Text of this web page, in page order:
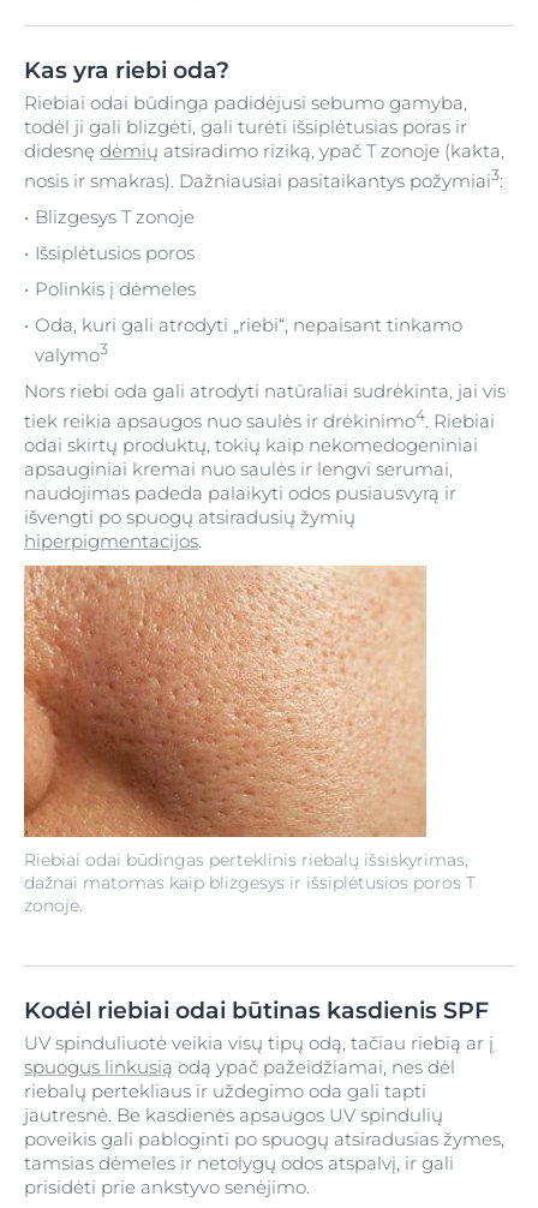
Kas yra riebi oda?
Riebiai odai būdingas perteklinis riebalų išsiskyrimas,
dažnai matomas kaip blizgesys ir išsiplėtusios poros T
zonoje.
Riebiai odai būdinga padidėjusi sebumo gamyba,
todėl ji gali blizgėti, gali turėti išsiplėtusias poras ir
didesnę dėmių atsiradimo riziką, ypač T zonoje (kakta,
nosis ir smakras). Dažniausiai pasitaikantys požymiai3:
Blizgesys T zonoje
Išsiplėtusios poros
Polinkis į dėmeles
Oda, kuri gali atrodyti „riebi“, nepaisant tinkamo
valymo3
Nors riebi oda gali atrodyti natūraliai sudrėkinta, jai vis
tiek reikia apsaugos nuo saulės ir drėkinimo4. Riebiai
odai skirtų produktų, tokių kaip nekomedogeniniai
apsauginiai kremai nuo saulės ir lengvi serumai,
naudojimas padeda palaikyti odos pusiausvyrą ir
išvengti po spuogų atsiradusių žymių
hiperpigmentacijos.
Kodėl riebiai odai būtinas kasdienis SPF
UV spinduliuotė veikia visų tipų odą, tačiau riebią ar į
spuogus linkusią odą ypač pažeidžiamai, nes dėl
riebalų pertekliaus ir uždegimo oda gali tapti
jautresnė. Be kasdienės apsaugos UV spindulių
poveikis gali pabloginti po spuogų atsiradusias žymes,
tamsias dėmeles ir netolygų odos atspalvį, ir gali
prisidėti prie ankstyvo senėjimo.